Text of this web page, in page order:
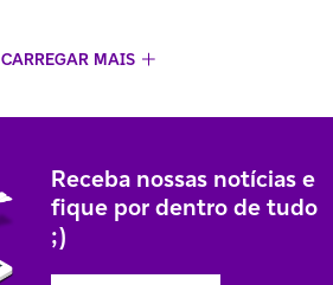
CARREGAR MAIS
Receba nossas notícias e
fique por dentro de tudo
;)